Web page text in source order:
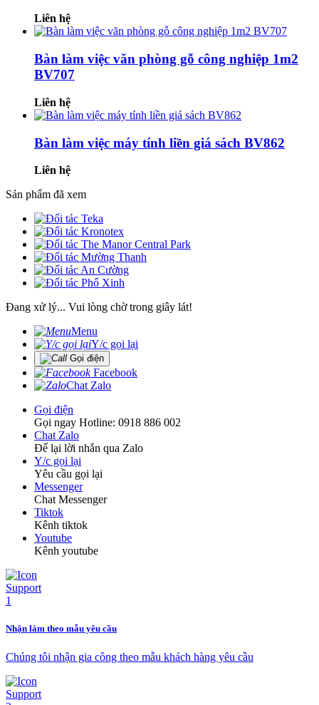
Liên hệ
Bàn làm việc văn phòng gỗ công nghiệp 1m2
BV707
Liên hệ
Bàn làm việc máy tính liền giá sách BV862
Liên hệ
Sản phẩm đã xem
Đang xử lý... Vui lòng chờ trong giây lát!
Menu
Y/c gọi lại
Gọi điện
Facebook
Chat Zalo
Gọi điện
Gọi ngay Hotline: 0918 886 002
Chat Zalo
Để lại lời nhắn qua Zalo
Y/c gọi lại
Yêu cầu gọi lại
Messenger
Chat Messenger
Tiktok
Kênh tiktok
Youtube
Kênh youtube
Nhận làm theo mẫu yêu cầu
Chúng tôi nhận gia công theo mẫu khách hàng yêu cầu